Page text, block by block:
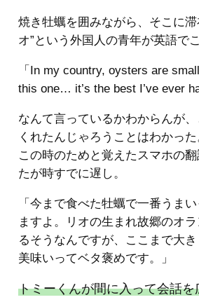
焼き牡蠣を囲みながら、そこに滞
オ”という外国人の青年が英語で
「In my country, oysters are
this one… it’s the best I’ve ever
なんて言っているかわからんが
くれたんじゃろうことはわかった
この時のためと覚えたスマホの
たが時すでに遅し。
「今まで食べた牡蠣で一番うま
ますよ。リオの生まれ故郷のオ
るそうなんですが、ここまで大き
美味いってベタ褒めです。」
トミーくんが間に入って会話